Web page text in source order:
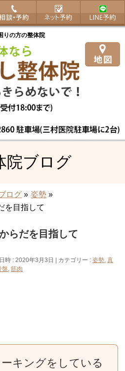
りの方の整体院
院ブログ
ログ » 姿勢 »
を目指して
らだを目指して
時 : 2020年3月3日 カテゴリー :姿勢,真
盤,筋肉
キングをしている